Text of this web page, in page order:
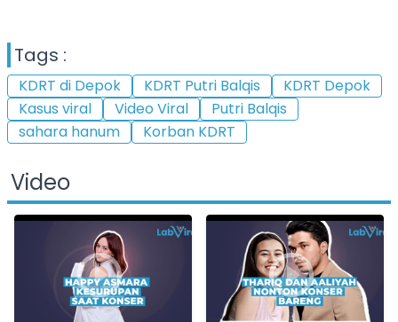
Tags :
KDRT di Depok KDRT Putri Balqis
KDRT Depok
Kasus viral
Video Viral
Putri Balqis
sahara hanum
Korban KDRT
Video